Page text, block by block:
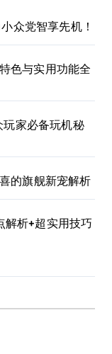
众党智享先机！
色与实用功能全
家必备玩机秘
的旗舰新宠解析
解析+超实用技巧